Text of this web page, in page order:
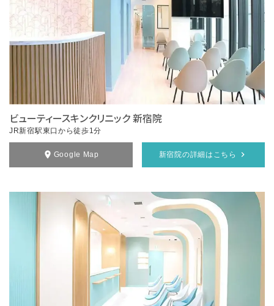
ビューティースキンクリニック 新宿院
JR新宿駅東口から徒歩1分
Google Map 新宿院の詳細はこちら